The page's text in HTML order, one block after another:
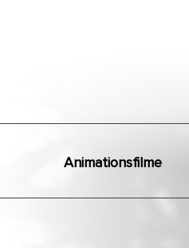
Animationsfilme